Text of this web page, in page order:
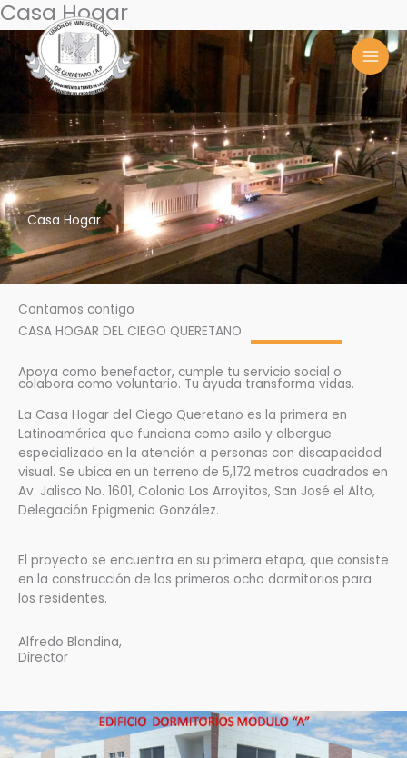
Ir
al
contenido
Casa Hogar
Casa Hogar
Contamos contigo
CASA HOGAR DEL CIEGO QUERETANO
Apoya como benefactor, cumple tu servicio social o
colabora como voluntario. Tu ayuda transforma vidas.
La Casa Hogar del Ciego Queretano es la primera en
Latinoamérica que funciona como asilo y albergue
especializado en la atención a personas con discapacidad
visual. Se ubica en un terreno de 5,172 metros cuadrados en
Av. Jalisco No. 1601, Colonia Los Arroyitos, San José el Alto,
Delegación Epigmenio González.
El proyecto se encuentra en su primera etapa, que consiste
en la construcción de los primeros ocho dormitorios para
los residentes.
Alfredo Blandina,
Director